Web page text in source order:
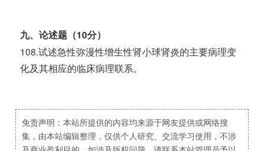
九、论述题（10分）
108.试述急性弥漫性增生性肾小球肾炎的主要病理变
化及其相应的临床病理联系。
免责声明：本站所提供的内容均来源于网友提供或网络搜
集，由本站编辑整理，仅供个人研究、交流学习使用，不涉